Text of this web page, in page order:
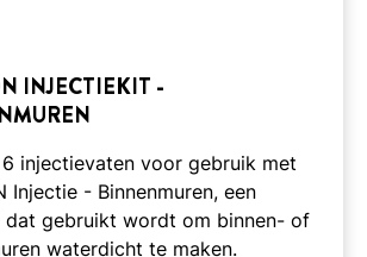
INJECTIEKIT -
injectievaten voor gebruik met
Injectie - Binnenmuren, een
dat gebruikt wordt om binnen- of
waterdicht te maken.